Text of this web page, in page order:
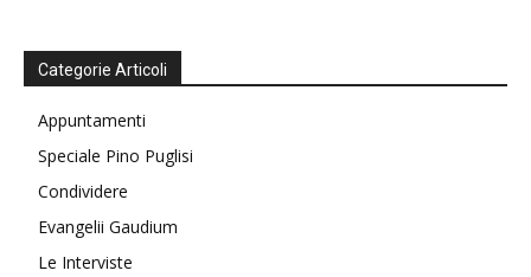
Categorie Articoli
Appuntamenti
Speciale Pino Puglisi
Condividere
Evangelii Gaudium
Le Interviste